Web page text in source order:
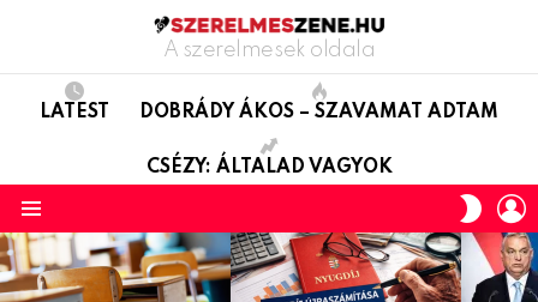
A szerelmesek oldala
LATEST DOBRÁDY ÁKOS – SZAVAMAT ADTAM
CSÉZY: ÁLTALAD VAGYOK
SKIN
LATEST
STORIES